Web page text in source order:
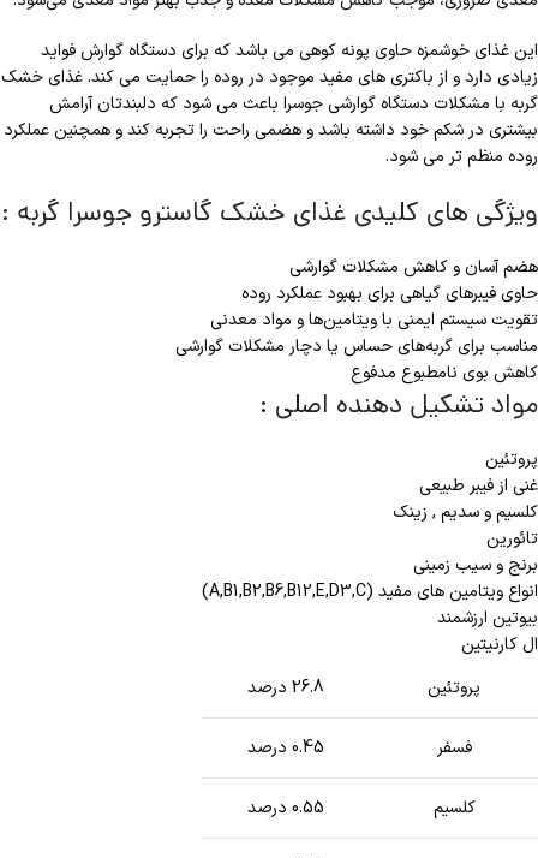
این غذای خوشمزه حاوی پونه کوهی می باشد که برای دستگاه گوارش فواید
زیادی دارد و از باکتری های مفید موجود در روده را حمایت می کند. غذای خشک
گربه با مشکلات دستگاه گوارشی جوسرا باعث می شود که دلبندتان آرامش
بیشتری در شکم خود داشته باشد و هضمی راحت را تجربه کند و همچنین عملکرد
روده منظم تر می شود.
ویژگی های کلیدی غذای خشک گاسترو جوسرا گربه :
هضم آسان و کاهش مشکلات گوارشی
حاوی فیبرهای گیاهی برای بهبود عملکرد روده
تقویت سیستم ایمنی با ویتامین‌ها و مواد معدنی
مناسب برای گربه‌های حساس یا دچار مشکلات گوارشی
کاهش بوی نامطبوع مدفوع
مواد تشکیل دهنده اصلی :
پروتئین
غنی از فیبر طبیعی
کلسیم و سدیم , زینک
تائورین
برنج و سیب زمینی
انواع ویتامین های مفید (A,B1,B2,B6,B12,E,D3,C)
بیوتین ارزشمند
ال کارنیتین
پروتئین
26.8 درصد
فسفر 0.45 درصد
کلسیم 0.55 درصد